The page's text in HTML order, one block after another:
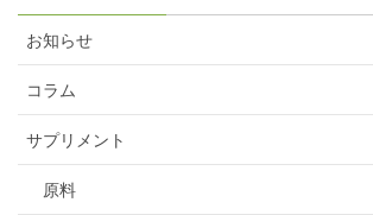
お知らせ
コラム
サプリメント
原料